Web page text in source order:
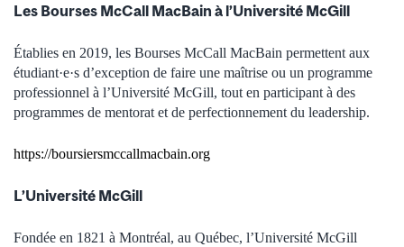
Les Bourses McCall MacBain à l’Université McGill
Établies en 2019, les Bourses McCall MacBain permettent aux
étudiant·e·s d’exception de faire une maîtrise ou un programme
professionnel à l’Université McGill, tout en participant à des
programmes de mentorat et de perfectionnement du leadership.
https://boursiersmccallmacbain.org
L’Université McGill
Fondée en 1821 à Montréal, au Québec, l’Université McGill